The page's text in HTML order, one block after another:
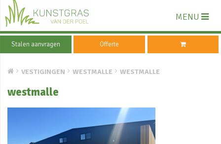
MENU
Stalen aanvragen Offerte
VESTIGINGEN WESTMALLE WESTMALLE
westmalle